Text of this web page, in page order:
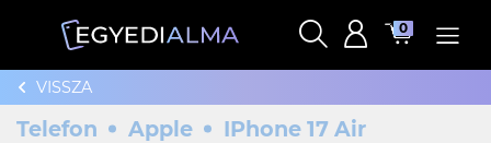
0
VISSZA
Telefon Apple IPhone 17 Air